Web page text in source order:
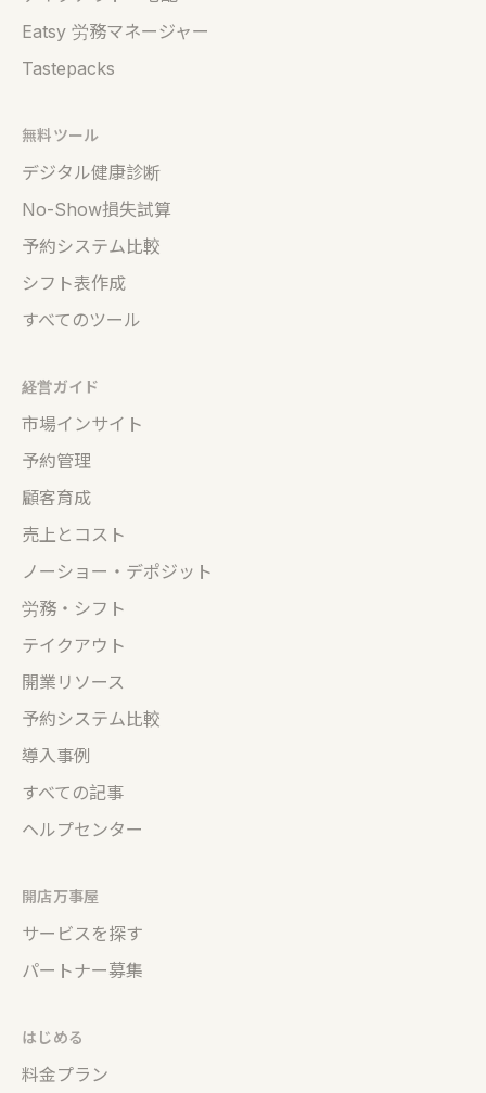
Eatsy 労務マネージャー
Tastepacks
無料ツール
デジタル健康診断
No-Show損失試算
予約システム比較
シフト表作成
すべてのツール
経営ガイド
市場インサイト
予約管理
顧客育成
売上とコスト
ノーショー・デポジット
労務・シフト
テイクアウト
開業リソース
予約システム比較
導入事例
すべての記事
ヘルプセンター
開店万事屋
サービスを探す
パートナー募集
はじめる
料金プラン